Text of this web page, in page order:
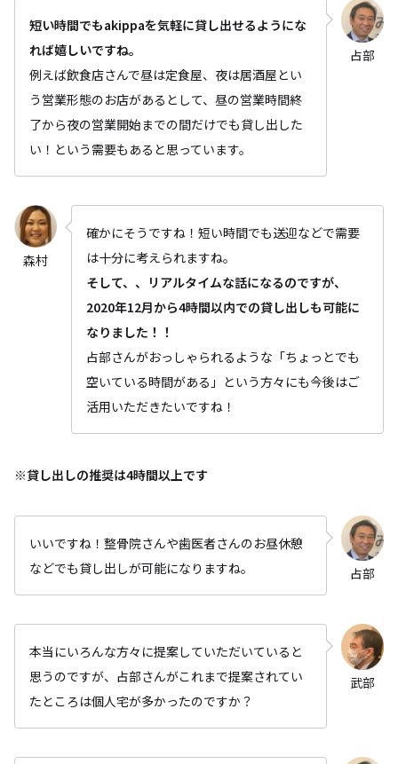
短い時間でもakippaを気軽に貸し出せるようにな
れば嬉しいですね。
例えば飲食店さんで昼は定食屋、夜は居酒屋とい
う営業形態のお店があるとして、昼の営業時間終
了から夜の営業開始までの間だけでも貸し出した
い！という需要もあると思っています。
占部
森村
確かにそうですね！短い時間でも送迎などで需要
は十分に考えられますね。
そして、、リアルタイムな話になるのですが、
2020年12月から4時間以内での貸し出しも可能に
なりました！！
占部さんがおっしゃられるような「ちょっとでも
空いている時間がある」という方々にも今後はご
活用いただきたいですね！
※貸し出しの推奨は4時間以上です
いいですね！整骨院さんや歯医者さんのお昼休憩
などでも貸し出しが可能になりますね。
占部
本当にいろんな方々に提案していただいていると
思うのですが、占部さんがこれまで提案されてい
たところは個人宅が多かったのですか？
武部